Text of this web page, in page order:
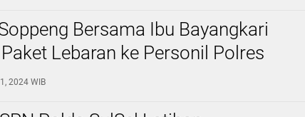
Bersama Ibu Bayangkari
Lebaran ke Personil Polres
2024 WIB